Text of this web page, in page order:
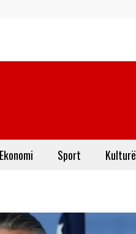
Ekonomi Sport Kulturë